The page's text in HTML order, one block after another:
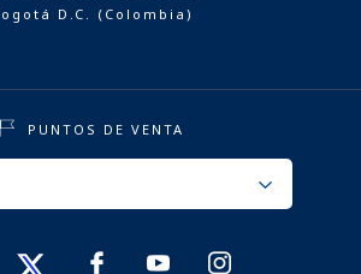
D.C. (Colombia)
PUNTOS DE VENTA